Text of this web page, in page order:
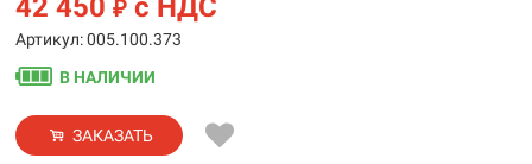
42 450 ₽ с НДС
Артикул: 005.100.373
В НАЛИЧИИ
ЗАКАЗАТЬ